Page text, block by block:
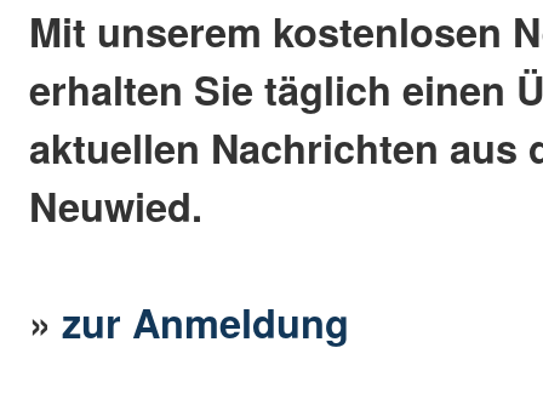
Mit unserem kostenlosen
erhalten Sie täglich einen
aktuellen Nachrichten aus
Neuwied.
»zur Anmeldung